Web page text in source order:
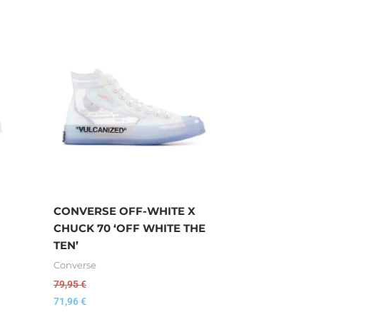
CONVERSE OFF-WHITE X
CHUCK 70 ‘OFF WHITE THE
TEN’
Converse
79,95€
71,96€